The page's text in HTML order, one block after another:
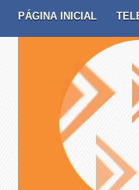
PÁGINA INICIAL